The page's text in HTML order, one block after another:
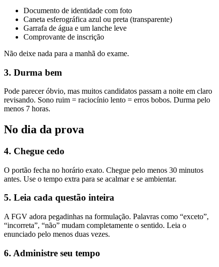
Documento de identidade com foto
Caneta esferográfica azul ou preta (transparente)
Garrafa de água e um lanche leve
Comprovante de inscrição
Não deixe nada para a manhã do exame.
3. Durma bem
Pode parecer óbvio, mas muitos candidatos passam a noite em claro
revisando. Sono ruim = raciocínio lento = erros bobos. Durma pelo
menos 7 horas.
No dia da prova
4. Chegue cedo
O portão fecha no horário exato. Chegue pelo menos 30 minutos
antes. Use o tempo extra para se acalmar e se ambientar.
5. Leia cada questão inteira
A FGV adora pegadinhas na formulação. Palavras como “exceto”,
“incorreta”, “não” mudam completamente o sentido. Leia o
enunciado pelo menos duas vezes.
6. Administre seu tempo